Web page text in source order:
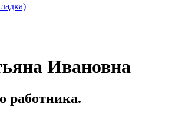
Ивановна
работника.